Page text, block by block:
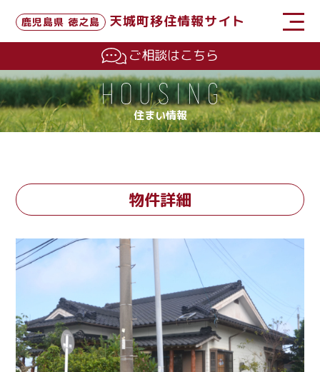
鹿児島県 徳之島
天城町移住情報サイト
ご相談はこちら
住まい情報
物件詳細